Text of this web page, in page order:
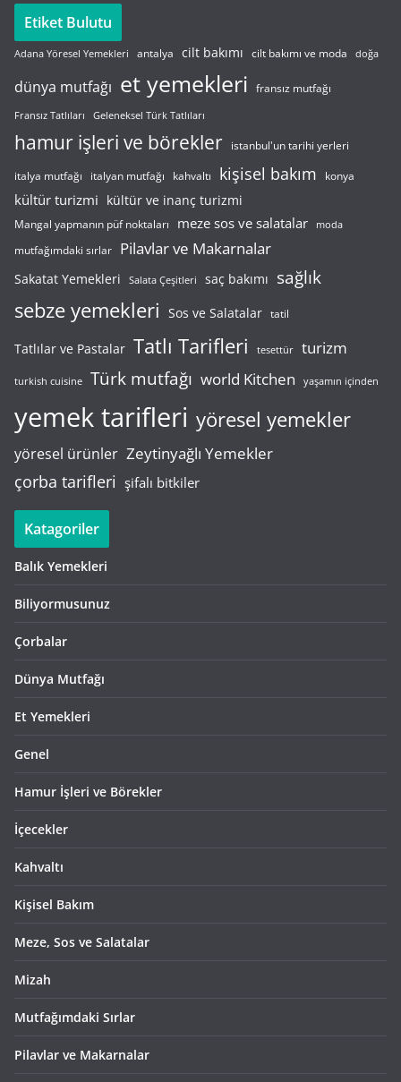
Etiket Bulutu
Adana Yöresel Yemekleri antalya cilt bakımı cilt bakımı ve moda doğa
dünya mutfağı et yemekleri fransız mutfağı
Fransız Tatlıları Geleneksel Türk Tatlıları
hamur işleri ve börekler istanbul'un tarihi yerleri
italya mutfağı italyan mutfağı kahvaltı kişisel bakım konya
kültür turizmi kültür ve inanç turizmi
Mangal yapmanın püf noktaları meze sos ve salatalar moda
mutfağımdaki sırlar Pilavlar ve Makarnalar
Sakatat Yemekleri Salata Çeşitleri saç bakımı sağlık
sebze yemekleri Sos ve Salatalar tatil
Tatlılar ve Pastalar Tatlı Tarifleri tesettür turizm
turkish cuisine Türk mutfağı world Kitchen yaşamın içinden
yemek tarifleri yöresel yemekler
yöresel ürünler Zeytinyağlı Yemekler
çorba tarifleri şifalı bitkiler
Katagoriler
Balık Yemekleri
Biliyormusunuz
Çorbalar
Dünya Mutfağı
Et Yemekleri
Genel
Hamur İşleri ve Börekler
İçecekler
Kahvaltı
Kişisel Bakım
Meze, Sos ve Salatalar
Mizah
Mutfağımdaki Sırlar
Pilavlar ve Makarnalar